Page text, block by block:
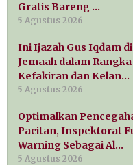
Gratis Bareng …
5 Agustus 2026
Ini Ijazah Gus Iqdam
Jemaah dalam
Kefakiran dan Kelan…
5 Agustus 2026
Optimalkan
Pacitan, Inspektorat
Warning Sebagai Al…
5 Agustus 2026